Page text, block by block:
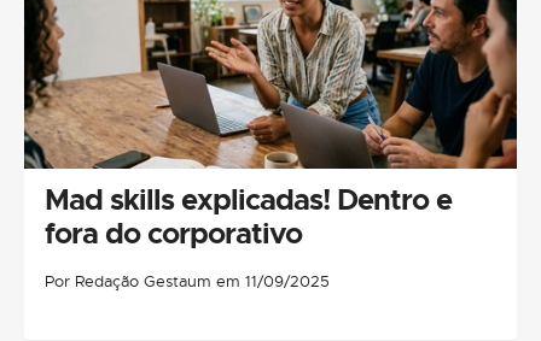
Mad skills explicadas! Dentro e
fora do corporativo
Por Redação Gestaum em 11/09/2025